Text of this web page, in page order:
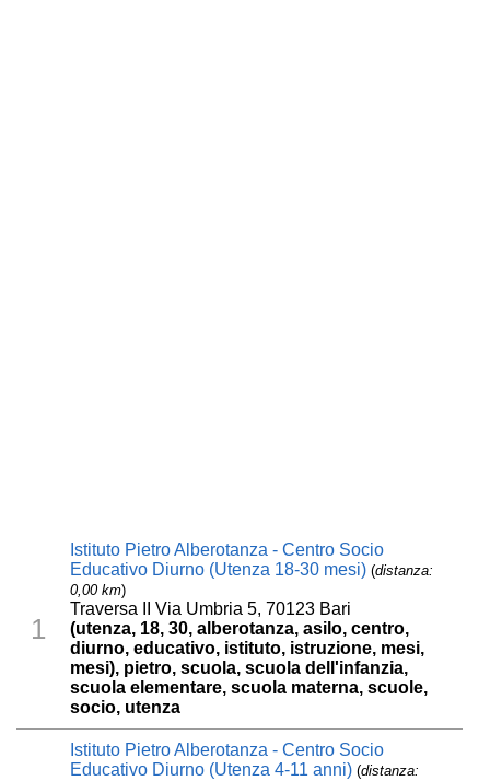
1
Istituto Pietro Alberotanza - Centro Socio
Educativo Diurno (Utenza 18-30 mesi) (distanza:
0,00 km)
Traversa II Via Umbria 5, 70123 Bari
(utenza, 18, 30, alberotanza, asilo, centro,
diurno, educativo, istituto, istruzione, mesi,
mesi), pietro, scuola, scuola dell'infanzia,
scuola elementare, scuola materna, scuole,
socio, utenza
Istituto Pietro Alberotanza - Centro Socio
Educativo Diurno (Utenza 4-11 anni) (distanza: